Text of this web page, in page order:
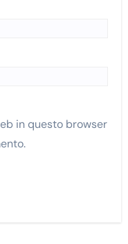
in questo browser